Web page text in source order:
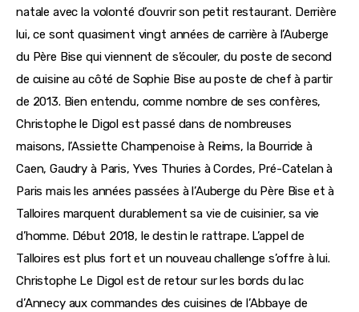
natale avec la volonté d’ouvrir son petit restaurant. Derrière
lui, ce sont quasiment vingt années de carrière à l’Auberge
du Père Bise qui viennent de s’écouler, du poste de second
de cuisine au côté de Sophie Bise au poste de chef à partir
de 2013. Bien entendu, comme nombre de ses confères,
Christophe le Digol est passé dans de nombreuses
maisons, l’Assiette Champenoise à Reims, la Bourride à
Caen, Gaudry à Paris, Yves Thuries à Cordes, Pré-Catelan à
Paris mais les années passées à l’Auberge du Père Bise et à
Talloires marquent durablement sa vie de cuisinier, sa vie
d’homme. Début 2018, le destin le rattrape. L’appel de
Talloires est plus fort et un nouveau challenge s’offre à lui.
Christophe Le Digol est de retour sur les bords du lac
d’Annecy aux commandes des cuisines de l’Abbaye de